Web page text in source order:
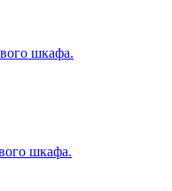
шкафа.
шкафа.